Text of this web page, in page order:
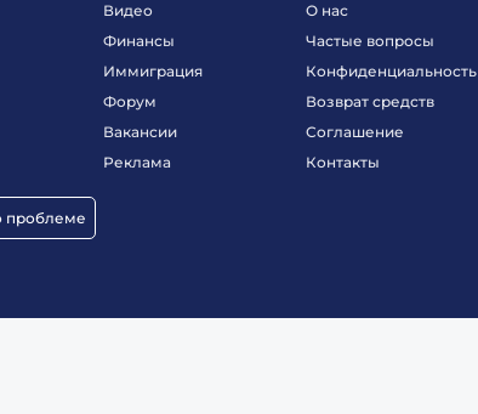
проблеме
Видео
Финансы
Иммиграция
Форум
Вакансии
Реклама
О нас
Частые вопросы
Конфиденциальность
Возврат средств
Соглашение
Контакты